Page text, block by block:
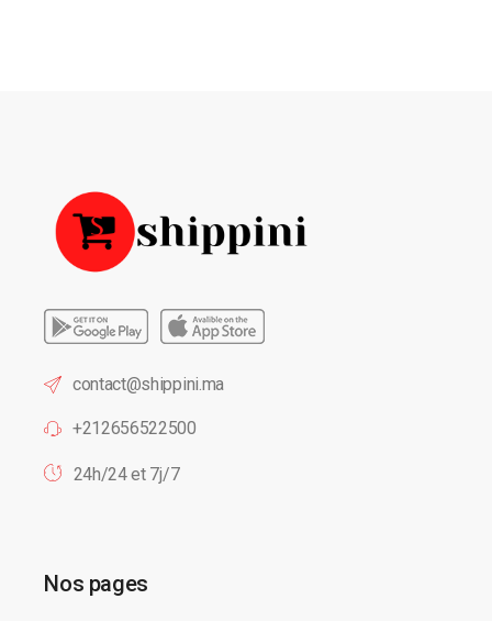
contact@shippini.ma
+212656522500
24h/24 et 7j/7
Nos pages